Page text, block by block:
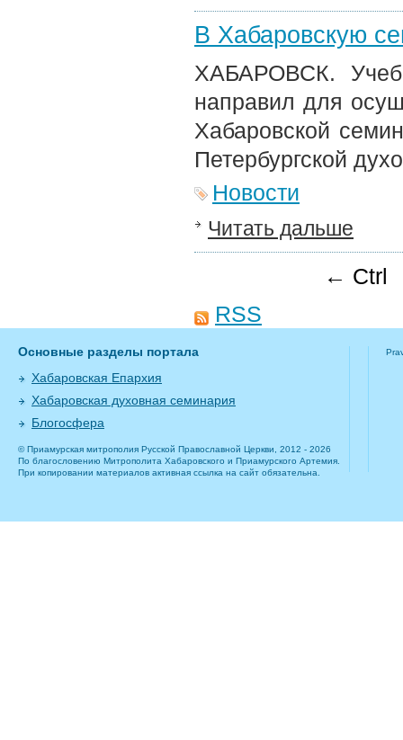
В Хабаровскую
ХАБАРОВСК.
направил для
Хабаровской
Петербургской
Новости
Читать дальше
← Ctrl
RSS
Основные разделы портала
Хабаровская Епархия
Хабаровская духовная семинария
Блогосфера
© Приамурская митрополия Русской Православной Церкви, 2012 - 2026
По благословению Митрополита Хабаровского и Приамурского Артемия.
При копировании материалов активная ссылка на сайт обязательна.